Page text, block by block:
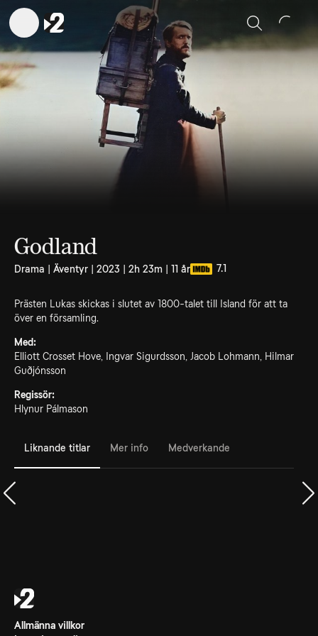
Sök
Godland
Drama | Äventyr | 2023 | 2h 23m | 11 år 7.1
Prästen Lukas skickas i slutet av 1800-talet till Island för att ta
över en församling.
Med:
Elliott Crosset Hove, Ingvar Sigurdsson, Jacob Lohmann, Hilmar
Guðjónsson
Regissör:
Hlynur Pálmason
Liknande titlar Mer info Medverkande
Allmänna villkor